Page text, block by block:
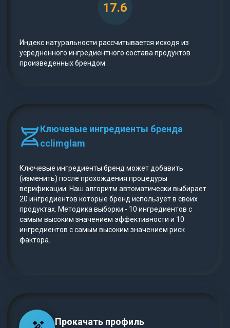
17.6
Индекс натуральности рассчитывается исходя из
усредненного ингредиентного состава продуктов
произведенных брендом.
Ключевые ингредиенты бренда
cclimglam
Ключевые ингредиенты бренд может добавить
(изменить) после прохождения процедуры
верификации. Наш алгоритм автоматически выбирает
20 ингредиентов которые бренд использует в своих
продуктах. Методика выборки - 10 ингредиентов с
самым высоким значением эффективности и 10
ингредиентов с самым высоким значением риск
фактора.
Прокачать профиль